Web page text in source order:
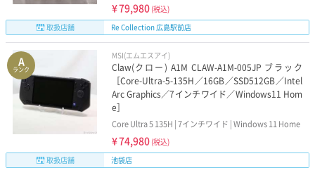
¥79,980 (税込)
取扱店舗
Re Collection 広島駅前店
A
ランク
MSI(エムエスアイ)
Claw(クロー) A1M CLAW-A1M-005JP ブラック
［Core-Ultra-5-135H／16GB／SSD512GB／Intel
Arc Graphics／7インチワイド／Windows11 Hom
e］
Core Ultra 5 135H | 7インチワイド | Windows 11 Home
¥74,980 (税込)
取扱店舗
池袋店